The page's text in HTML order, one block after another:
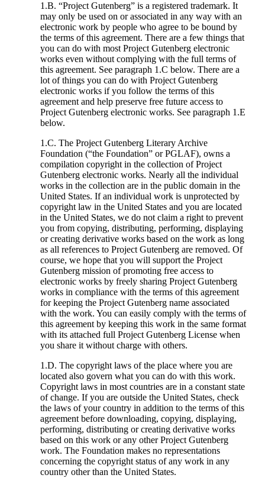
1.B. “Project Gutenberg” is a registered trademark. It
may only be used on or associated in any way with an
electronic work by people who agree to be bound by
the terms of this agreement. There are a few things that
you can do with most Project Gutenberg electronic
works even without complying with the full terms of
this agreement. See paragraph 1.C below. There are a
lot of things you can do with Project Gutenberg
electronic works if you follow the terms of this
agreement and help preserve free future access to
Project Gutenberg electronic works. See paragraph 1.E
below.
1.C. The Project Gutenberg Literary Archive
Foundation (“the Foundation” or PGLAF), owns a
compilation copyright in the collection of Project
Gutenberg electronic works. Nearly all the individual
works in the collection are in the public domain in the
United States. If an individual work is unprotected by
copyright law in the United States and you are located
in the United States, we do not claim a right to prevent
you from copying, distributing, performing, displaying
or creating derivative works based on the work as long
as all references to Project Gutenberg are removed. Of
course, we hope that you will support the Project
Gutenberg mission of promoting free access to
electronic works by freely sharing Project Gutenberg
works in compliance with the terms of this agreement
for keeping the Project Gutenberg name associated
with the work. You can easily comply with the terms of
this agreement by keeping this work in the same format
with its attached full Project Gutenberg License when
you share it without charge with others.
1.D. The copyright laws of the place where you are
located also govern what you can do with this work.
Copyright laws in most countries are in a constant state
of change. If you are outside the United States, check
the laws of your country in addition to the terms of this
agreement before downloading, copying, displaying,
performing, distributing or creating derivative works
based on this work or any other Project Gutenberg
work. The Foundation makes no representations
concerning the copyright status of any work in any
country other than the United States.